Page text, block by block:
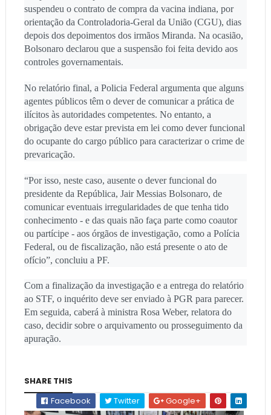
suspendeu o contrato de compra da vacina indiana, por
orientação da Controladoria-Geral da União (CGU), dias
depois dos depoimentos dos irmãos Miranda. Na ocasião,
Bolsonaro declarou que a suspensão foi feita devido aos
controles governamentais.
No relatório final, a Policia Federal argumenta que alguns
agentes públicos têm o dever de comunicar a prática de
ilícitos às autoridades competentes. No entanto, a
obrigação deve estar prevista em lei como dever funcional
do ocupante do cargo público para caracterizar o crime de
prevaricação.
“Por isso, neste caso, ausente o dever funcional do
presidente da República, Jair Messias Bolsonaro, de
comunicar eventuais irregularidades de que tenha tido
conhecimento - e das quais não faça parte como coautor
ou partícipe - aos órgãos de investigação, como a Polícia
Federal, ou de fiscalização, não está presente o ato de
ofício”, concluiu a PF.
Com a finalização da investigação e a entrega do relatório
ao STF, o inquérito deve ser enviado à PGR para parecer.
Em seguida, caberá à ministra Rosa Weber, relatora do
caso, decidir sobre o arquivamento ou prosseguimento da
apuração.
SHARE THIS
Facebook
Twitter Google+